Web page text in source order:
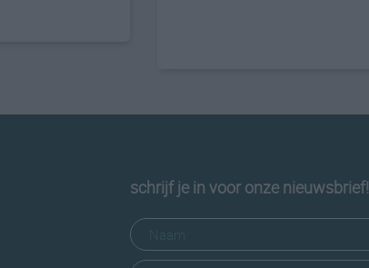
schrijf je in voor onze nieuwsbrief!